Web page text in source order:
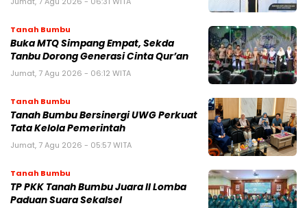
Tanah Bumbu
Buka MTQ Simpang Empat, Sekda
Tanbu Dorong Generasi Cinta Qur’an
Jumat, 7 Agu 2026 - 06:12 WITA
Tanah Bumbu
Tanah Bumbu Bersinergi UWG Perkuat
Tata Kelola Pemerintah
Jumat, 7 Agu 2026 - 05:57 WITA
Tanah Bumbu
TP PKK Tanah Bumbu Juara II Lomba
Paduan Suara Sekalsel